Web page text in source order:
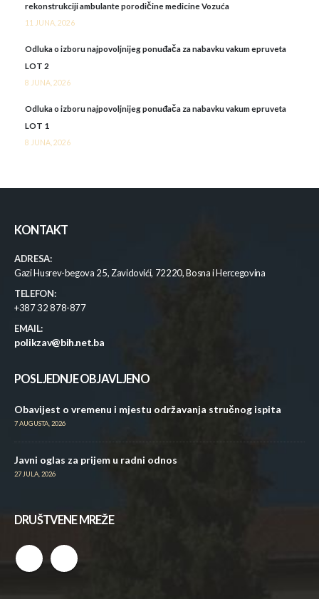
rekonstrukciji ambulante porodičine medicine Vozuća
11 JUNA, 2026
Odluka o izboru najpovoljnijeg ponuđača za nabavku vakum epruveta
LOT 2
8 JUNA, 2026
Odluka o izboru najpovoljnijeg ponuđača za nabavku vakum epruveta
LOT 1
8 JUNA, 2026
KONTAKT
ADRESA:
Gazi Husrev-begova 25, Zavidovići, 72220, Bosna i Hercegovina
TELEFON:
+387 32 878-877
EMAIL:
polikzav@bih.net.ba
POSLJEDNJE OBJAVLJENO
Obavijest o vremenu i mjestu održavanja stručnog ispita
7 AUGUSTA, 2026
Javni oglas za prijem u radni odnos
27 JULA, 2026
DRUŠTVENE MREŽE